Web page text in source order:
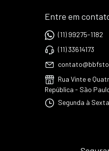
Entre em
(11) 99275-1182
(11) 33614173
Rua Vinte e
República - São
Segunda à